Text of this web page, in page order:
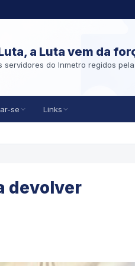
a Luta vem da
do Inmetro regidos pela
se Links
devolver